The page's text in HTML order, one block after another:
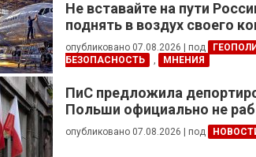
Не вставайте на пути
поднять в воздух своего
опубликовано 07.08.2026 под
БЕЗОПАСНОСТЬ
, МНЕНИЯ
ПиС предложила
Польши официально не
украинцев призывного
опубликовано 07.08.2026 под